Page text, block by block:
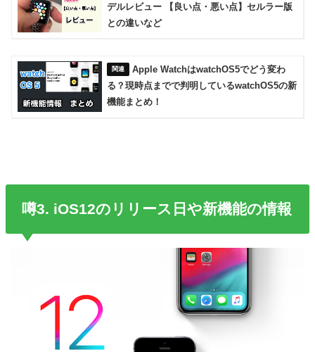
デルレビュー 【良い点・悪い点】セルラー版
との違いなど
Apple WatchはwatchOS5でどう変わ
る？現時点までで判明しているwatchOS5の新
機能まとめ！
噂3. iOS12のリリース日や新機能の情報